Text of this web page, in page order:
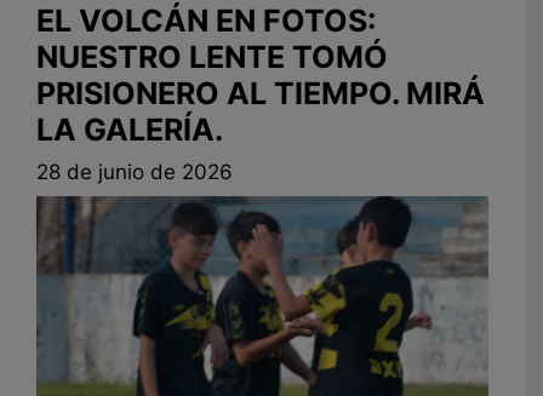
EL VOLCÁN EN FOTOS:
NUESTRO LENTE TOMÓ
PRISIONERO AL TIEMPO. MIRÁ
LA GALERÍA.
28 de junio de 2026